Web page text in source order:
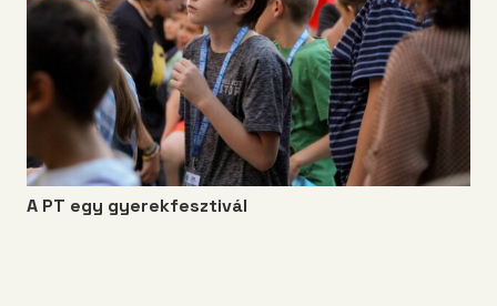
A PT egy gyerekfesztivál